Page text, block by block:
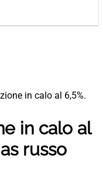
in calo al 6,5%.
in calo al
russo